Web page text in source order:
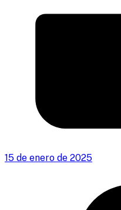
15 de enero de 2025